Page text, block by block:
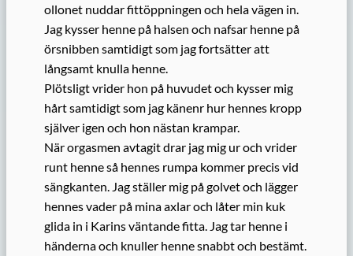
ollonet nuddar fittöppningen och hela vägen in.
Jag kysser henne på halsen och nafsar henne på
örsnibben samtidigt som jag fortsätter att
långsamt knulla henne.
Plötsligt vrider hon på huvudet och kysser mig
hårt samtidigt som jag känenr hur hennes kropp
själver igen och hon nästan krampar.
När orgasmen avtagit drar jag mig ur och vrider
runt henne så hennes rumpa kommer precis vid
sängkanten. Jag ställer mig på golvet och lägger
hennes vader på mina axlar och låter min kuk
glida in i Karins väntande fitta. Jag tar henne i
händerna och knuller henne snabbt och bestämt.